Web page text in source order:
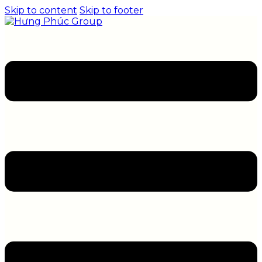
Skip to content Skip to footer